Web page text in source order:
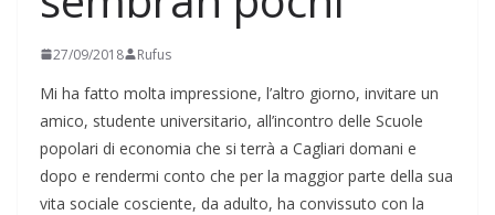
27/09/2018 Rufus
Mi ha fatto molta impressione, l’altro giorno, invitare un
amico, studente universitario, all’incontro delle Scuole
popolari di economia che si terrà a Cagliari domani e
dopo e rendermi conto che per la maggior parte della sua
vita sociale cosciente, da adulto, ha convissuto con la